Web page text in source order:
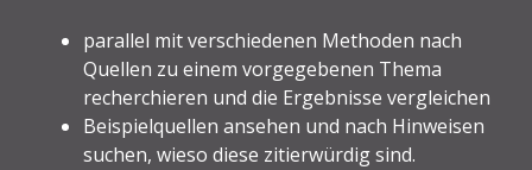
parallel mit verschiedenen Methoden nach
Quellen zu einem vorgegebenen Thema
recherchieren und die Ergebnisse vergleichen
Beispielquellen ansehen und nach Hinweisen
suchen, wieso diese zitierwürdig sind.